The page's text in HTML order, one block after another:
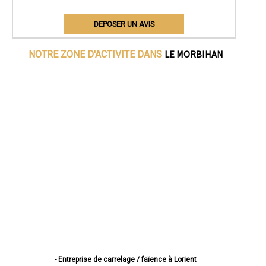
DEPOSER UN AVIS
NOTRE ZONE D'ACTIVITE DANS LE MORBIHAN
- Entreprise de carrelage / faïence à Lorient